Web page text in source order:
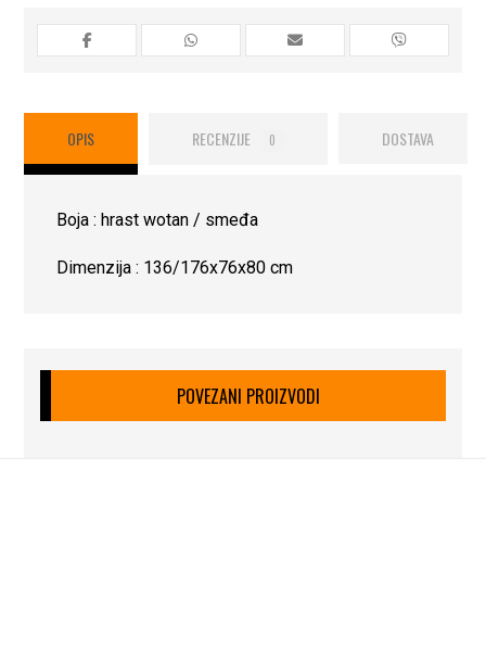
OPIS RECENZIJE 0 DOSTAVA
Boja : hrast wotan / smeđa
Dimenzija : 136/176x76x80 cm
POVEZANI PROIZVODI